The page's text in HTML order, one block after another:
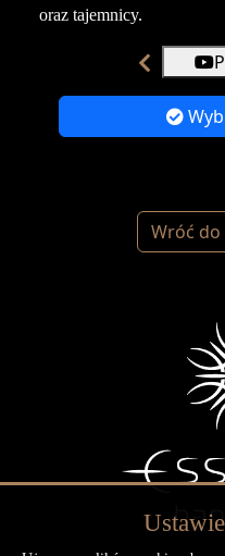
oraz tajemnicy.
Wróć